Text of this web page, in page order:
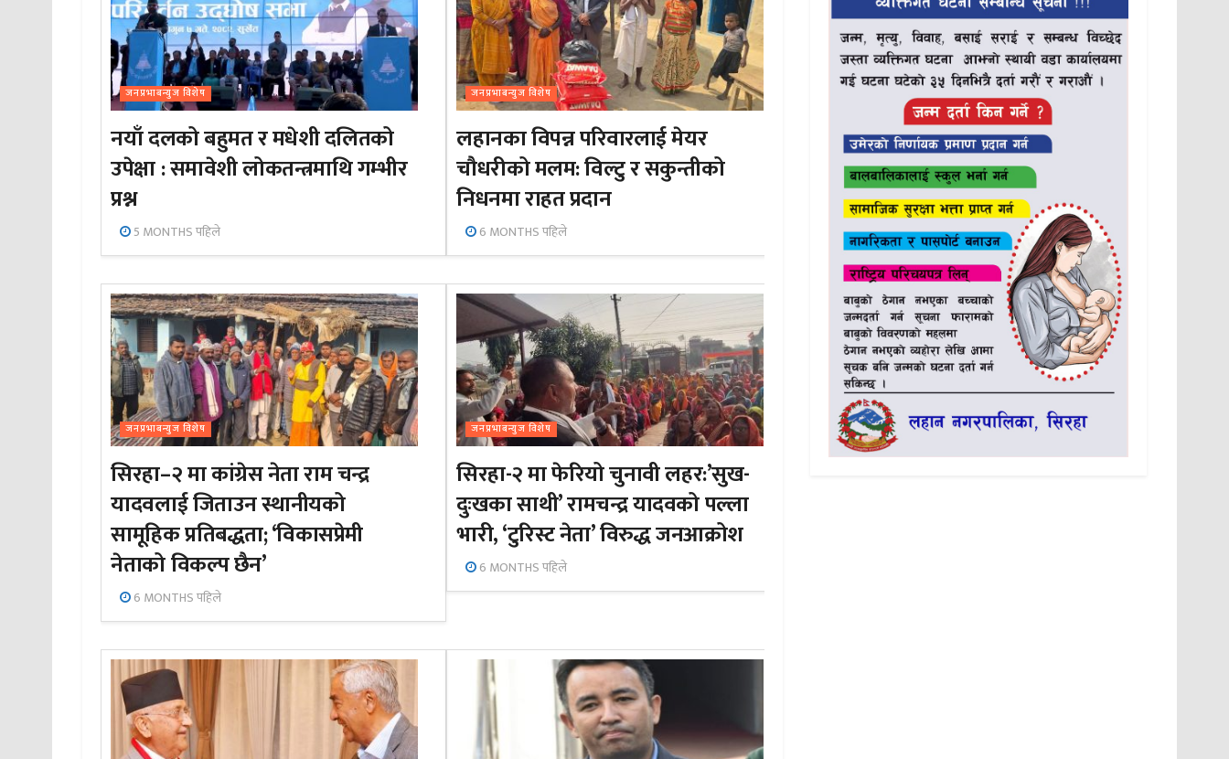
जनप्रभाबन्युज विशेष
नयाँ दलको बहुमत र मधेशी दलितको
उपेक्षा : समावेशी लोकतन्त्रमाथि गम्भीर
प्रश्न
5 MONTHS पहिले
जनप्रभाबन्युज विशेष
लहानका विपन्न परिवारलाई मेयर
चौधरीको मलम: विल्टु र सकुन्तीको
निधनमा राहत प्रदान
6 MONTHS पहिले
जनप्रभाबन्युज विशेष
सिरहा–२ मा कांग्रेस नेता राम चन्द्र
यादवलाई जिताउन स्थानीयको
सामूहिक प्रतिबद्धता; ‘विकासप्रेमी
नेताको विकल्प छैन’
6 MONTHS पहिले
जनप्रभाबन्युज विशेष
सिरहा-२ मा फेरियो चुनावी लहर:’सुख-
दुःखका साथी’ रामचन्द्र यादवको पल्ला
भारी, ‘टुरिस्ट नेता’ विरुद्ध जनआक्रोश
6 MONTHS पहिले